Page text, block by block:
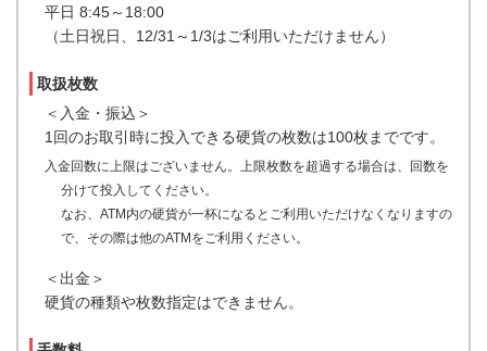
平日 8:45～18:00
（土日祝日、12/31～1/3はご利用いただけません）
取扱枚数
＜入金・振込＞
1回のお取引時に投入できる硬貨の枚数は100枚までです。
入金回数に上限はございません。上限枚数を超過する場合は、回数を
分けて投入してください。
なお、ATM内の硬貨が一杯になるとご利用いただけなくなりますの
で、その際は他のATMをご利用ください。
＜出金＞
硬貨の種類や枚数指定はできません。